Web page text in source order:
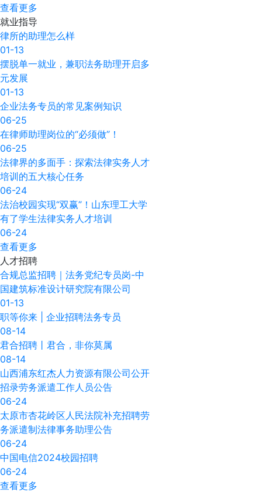
查看更多
就业指导
律所的助理怎么样
01-13
摆脱单一就业，兼职法务助理开启多
元发展
01-13
企业法务专员的常见案例知识
06-25
在律师助理岗位的“必须做”！
06-25
法律界的多面手：探索法律实务人才
培训的五大核心任务
06-24
法治校园实现“双赢”！山东理工大学
有了学生法律实务人才培训
06-24
查看更多
人才招聘
合规总监招聘｜法务党纪专员岗-​中
国建筑标准设计研究院有限公司
01-13
职等你来 | 企业招聘法务专员
08-14
君合招聘丨君合，非你莫属
08-14
山西浦东红杰人力资源有限公司公开
招录劳务派遣工作人员公告
06-24
太原市杏花岭区人民法院补充招聘劳
务派遣制法律事务助理公告
06-24
中国电信2024校园招聘
06-24
查看更多